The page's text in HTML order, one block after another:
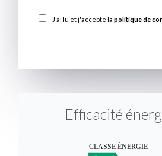
J’ai lu et j'accepte la politique de
Efficacité